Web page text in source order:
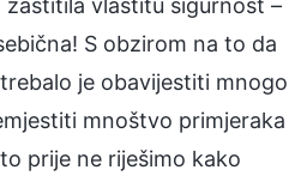
S obzirom na to da
je obavijestiti mnogo
mnoštvo primjeraka
prije ne riješimo kako